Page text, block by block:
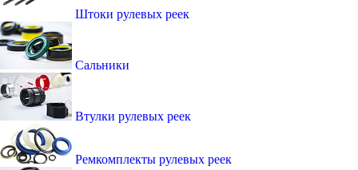
Штоки рулевых реек
Сальники
Втулки рулевых реек
Ремкомплекты рулевых реек